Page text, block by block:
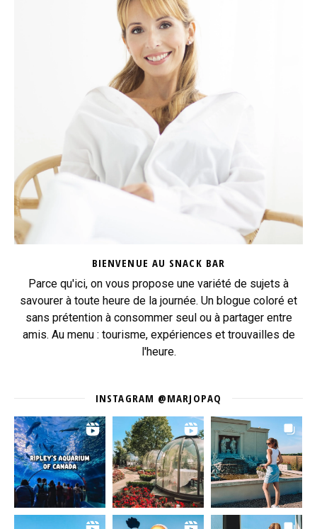
BIENVENUE AU SNACK BAR
Parce qu'ici, on vous propose une variété de sujets à
savourer à toute heure de la journée. Un blogue coloré et
sans prétention à consommer seul ou à partager entre
amis. Au menu : tourisme, expériences et trouvailles de
l'heure.
INSTAGRAM @MARJOPAQ